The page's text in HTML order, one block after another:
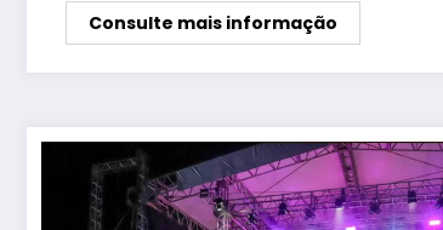
Consulte mais informação